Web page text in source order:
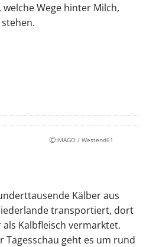
Wege hinter Milch,
©IMAGO / Westend61
Kälber aus
transportiert, dort
Kalbfleisch vermarktet.
Tagesschau geht es um rund